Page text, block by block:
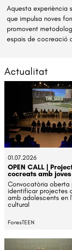
Aquesta experiència
que impulsa noves
promovent
espais de cocreació
Actualitat
01.07.2026
OPEN CALL |
cocreats amb joves
Convocatòria oberta
identificar projectes
amb adolescents en
cultural
ForesTEEN